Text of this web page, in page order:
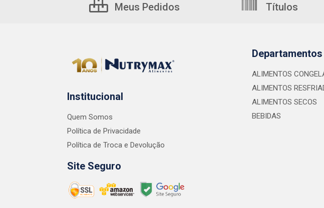
Meus Pedidos Títulos
Institucional
Quem Somos
Política de Privacidade
Política de Troca e Devolução
Site Seguro
Departamentos
ALIMENTOS
ALIMENTOS
ALIMENTOS SECOS
BEBIDAS